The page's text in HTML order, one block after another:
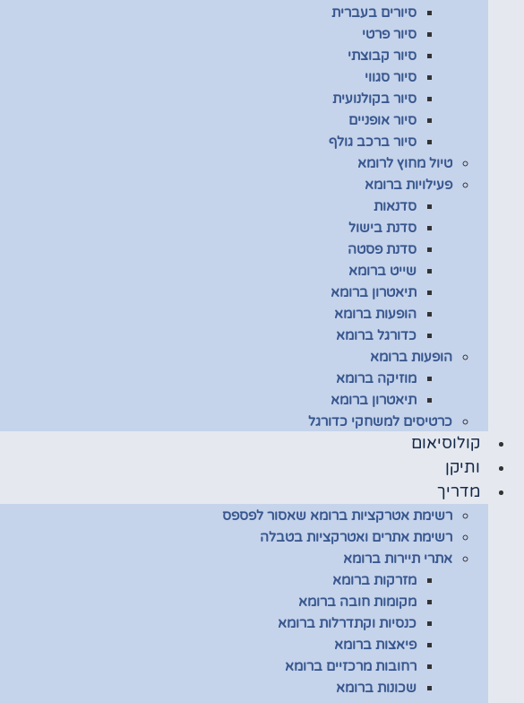
סיורים בעברית
סיור פרטי
סיור קבוצתי
סיור סגווי
סיור בקולנועית
סיור אופניים
סיור ברכב גולף
טיול מחוץ לרומא
פעילויות ברומא
סדנאות
סדנת בישול
סדנת פסטה
שייט ברומא
תיאטרון ברומא
הופעות ברומא
כדורגל ברומא
הופעות ברומא
מוזיקה ברומא
תיאטרון ברומא
כרטיסים למשחקי כדורגל
קולוסיאום
ותיקן
מדריך
רשימת אטרקציות ברומא שאסור לפספס
רשימת אתרים ואטרקציות בטבלה
אתרי תיירות ברומא
מזרקות ברומא
מקומות חובה ברומא
כנסיות וקתדרלות ברומא
פיאצות ברומא
רחובות מרכזיים ברומא
שכונות ברומא